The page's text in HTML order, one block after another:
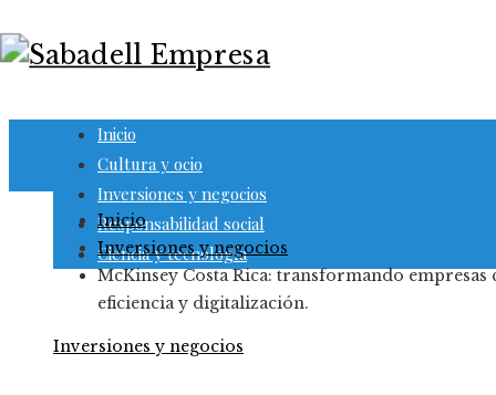
Inicio
Cultura y ocio
Inversiones y negocios
Responsabilidad social
Ciencia y tecnología
Inicio
Inversiones y negocios
McKinsey Costa Rica: transformando empresas
eficiencia y digitalización.
Inversiones y negocios